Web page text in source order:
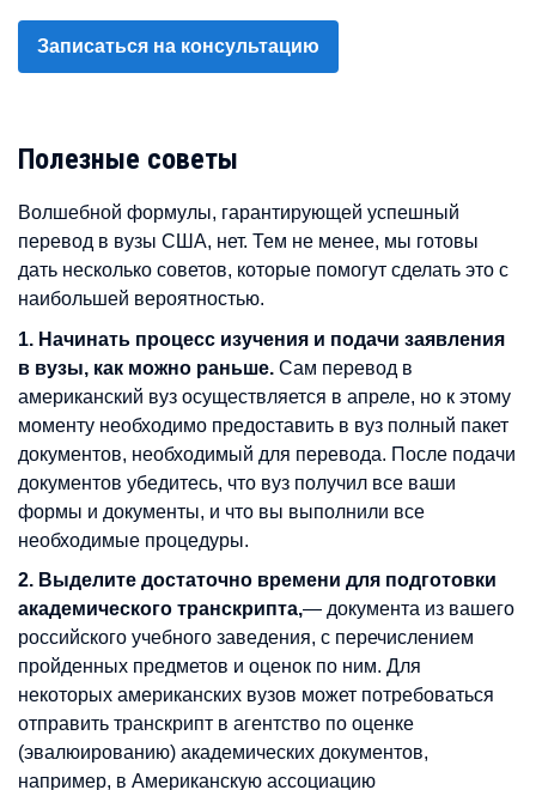
Записаться на консультацию
Полезные советы
Волшебной формулы, гарантирующей успешный
перевод в вузы США, нет. Тем не менее, мы готовы
дать несколько советов, которые помогут сделать это с
наибольшей вероятностью.
1. Начинать процесс изучения и подачи заявления
в вузы, как можно раньше. Сам перевод в
американский вуз осуществляется в апреле, но к этому
моменту необходимо предоставить в вуз полный пакет
документов, необходимый для перевода. После подачи
документов убедитесь, что вуз получил все ваши
формы и документы, и что вы выполнили все
необходимые процедуры.
2. Выделите достаточно времени для подготовки
академического транскрипта,— документа из вашего
российского учебного заведения, с перечислением
пройденных предметов и оценок по ним. Для
некоторых американских вузов может потребоваться
отправить транскрипт в агентство по оценке
(эвалюированию) академических документов,
например, в Американскую ассоциацию